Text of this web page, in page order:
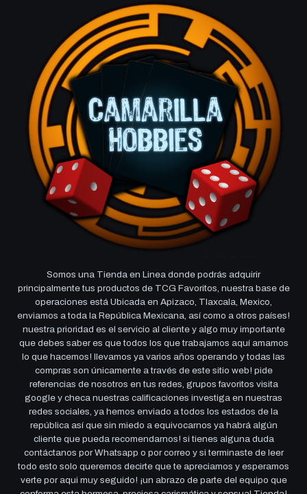
Somos una Tienda en Linea donde podrás adquirir
principalmente tus productos de TCG Favoritos, nuestra base de
operaciones está Ubicada en Apizaco, Tlaxcala, Mexico,
enviamos a toda la República Mexicana, así como a otros países!
nuestra prioridad es el servicio al cliente y algo muy importante
que debes saber es que todos los que trabajamos aquí amamos
lo que hacemos! llevamos ya varios años operando y todas las
compras son únicamente a través de este sitio web! pide
referencias de nosotros en tus redes, grupos favoritos visita
google y checa nuestras calificaciones investiga en nuestras
redes sociales, ya hemos enviado a todos los estados de la
república así que sin miedo a equivocarnos ya habrá algún
cliente que pueda recomendarnos! si tienes alguna duda
contáctanos por Whatsapp o por correo y si terminaste de leer
todo esto solo queremos decirte que te apreciamos y esperamos
verte por aqui muy seguido! ¡un abrazo de parte del equipo que